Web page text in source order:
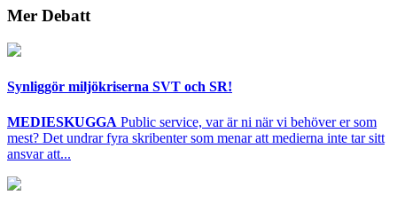
Mer Debatt
Synliggör miljökriserna SVT och SR!
MEDIESKUGGA Public service, var är ni när vi behöver er som
mest? Det undrar fyra skribenter som menar att medierna inte tar sitt
ansvar att...